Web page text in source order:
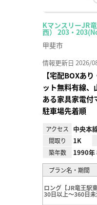
KマンスリーJR
西） 203・
甲斐市
情報更新日 2026/
【宅配BOXあ
ット無料有線
ある家具家電
駐車場先着順
アクセス 中央本
間取り 1K
築年数 1990年
プラン名・期間
ロング【JR竜王駅東
30日以上～360日